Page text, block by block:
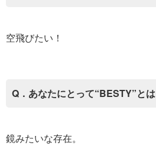
空飛びたい！
Q．あなたにとって“BESTY”とは
鏡みたいな存在。